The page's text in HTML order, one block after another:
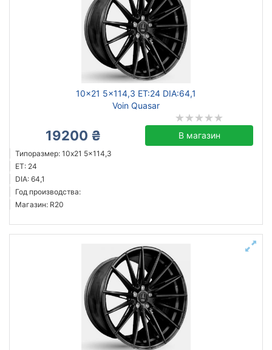
10x21 5x114,3 ET:24 DIA:64,1
Voin Quasar
19200 ₴ В магазин
Типоразмер: 10x21 5x114,3
ET: 24
DIA: 64,1
Год производства:
Магазин: R20